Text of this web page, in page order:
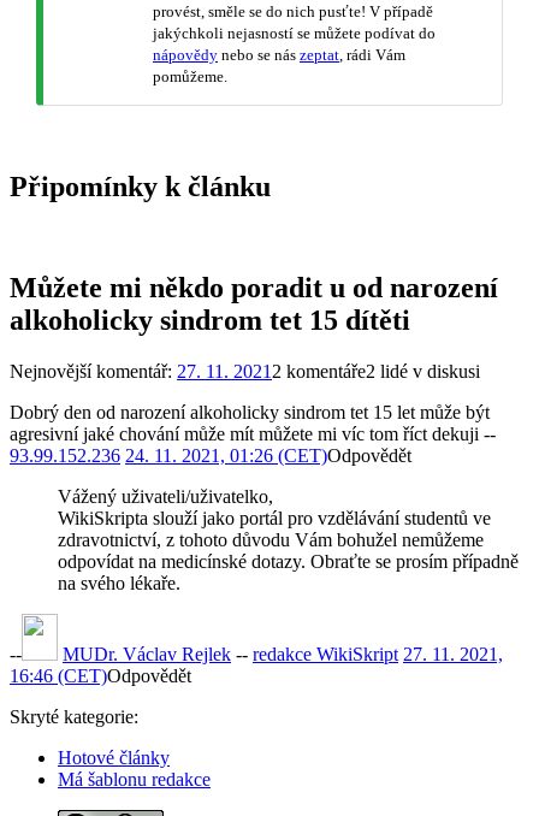
provést, směle se do nich pusťte! V případě
jakýchkoli nejasností se můžete podívat do
nápovědy nebo se nás zeptat , rádi Vám
pomůžeme.
Připomínky k článku
Můžete mi někdo poradit u od narození
alkoholicky sindrom tet 15 dítěti
Nejnovější komentář: 27. 11. 2021 2 komentáře2 lidé v diskusi
Dobrý den od narození alkoholicky sindrom tet 15 let může být
agresivní jaké chování může mít můžete mi víc tom říct dekuji --
93.99.152.236 24. 11. 2021, 01:26 (CET)Odpovědět
Vážený uživateli/uživatelko,
WikiSkripta slouží jako portál pro vzdělávání studentů ve
zdravotnictví, z tohoto důvodu Vám bohužel nemůžeme
odpovídat na medicínské dotazy. Obraťte se prosím případně
na svého lékaře.
-- MUDr. Václav Rejlek -- redakce WikiSkript 27. 11. 2021,
16:46 (CET)Odpovědět
Skryté kategorie:
Hotové články
Má šablonu redakce